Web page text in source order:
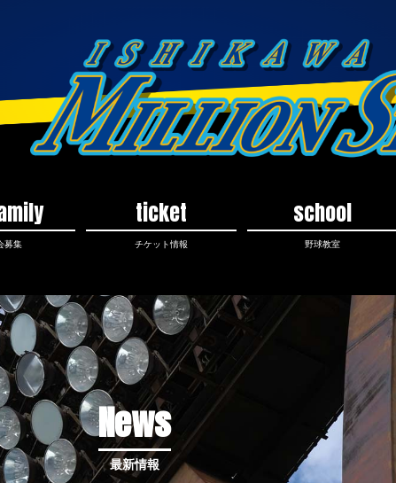
募集
ticket
チケット情報
school
野球教室
News
最新情報